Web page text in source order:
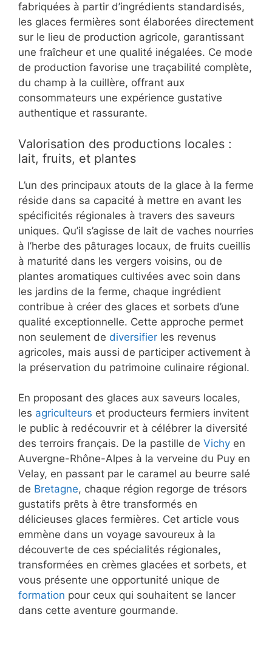
fabriquées à partir d’ingrédients standardisés,
les glaces fermières sont élaborées directement
sur le lieu de production agricole, garantissant
une fraîcheur et une qualité inégalées. Ce mode
de production favorise une traçabilité complète,
du champ à la cuillère, offrant aux
consommateurs une expérience gustative
authentique et rassurante.
Valorisation des productions locales :
lait, fruits, et plantes
L’un des principaux atouts de la glace à la ferme
réside dans sa capacité à mettre en avant les
spécificités régionales à travers des saveurs
uniques. Qu’il s’agisse de lait de vaches nourries
à l’herbe des pâturages locaux, de fruits cueillis
à maturité dans les vergers voisins, ou de
plantes aromatiques cultivées avec soin dans
les jardins de la ferme, chaque ingrédient
contribue à créer des glaces et sorbets d’une
qualité exceptionnelle. Cette approche permet
non seulement de diversifier les revenus
agricoles, mais aussi de participer activement à
la préservation du patrimoine culinaire régional.
En proposant des glaces aux saveurs locales,
les agriculteurs et producteurs fermiers invitent
le public à redécouvrir et à célébrer la diversité
des terroirs français. De la pastille de Vichy en
Auvergne-Rhône-Alpes à la verveine du Puy en
Velay, en passant par le caramel au beurre salé
de Bretagne, chaque région regorge de trésors
gustatifs prêts à être transformés en
délicieuses glaces fermières. Cet article vous
emmène dans un voyage savoureux à la
découverte de ces spécialités régionales,
transformées en crèmes glacées et sorbets, et
vous présente une opportunité unique de
formation pour ceux qui souhaitent se lancer
dans cette aventure gourmande.